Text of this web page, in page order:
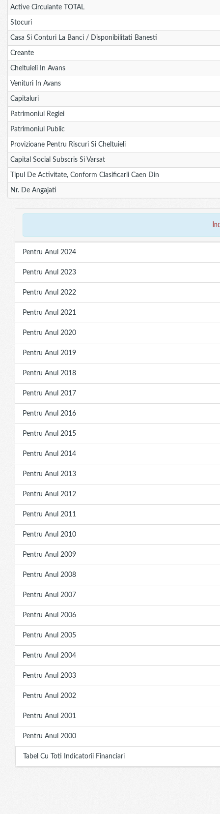
Active Circulante TOTAL
Stocuri
Casa Si Conturi La Banci / Disponibilitati Banesti
Creante
Cheltuieli In Avans
Venituri In Avans
Capitaluri
Patrimoniul Regiei
Patrimoniul Public
Provizioane Pentru Riscuri Si Cheltuieli
Capital Social Subscris Si Varsat
Tipul De Activitate, Conform Clasificarii Caen Din
Nr. De Angajati
Pentru Anul 2024
Pentru Anul 2023
Pentru Anul 2022
Pentru Anul 2021
Pentru Anul 2020
Pentru Anul 2019
Pentru Anul 2018
Pentru Anul 2017
Pentru Anul 2016
Pentru Anul 2015
Pentru Anul 2014
Pentru Anul 2013
Pentru Anul 2012
Pentru Anul 2011
Pentru Anul 2010
Pentru Anul 2009
Pentru Anul 2008
Pentru Anul 2007
Pentru Anul 2006
Pentru Anul 2005
Pentru Anul 2004
Pentru Anul 2003
Pentru Anul 2002
Pentru Anul 2001
Pentru Anul 2000
Tabel Cu Toti Indicatorii Financiari